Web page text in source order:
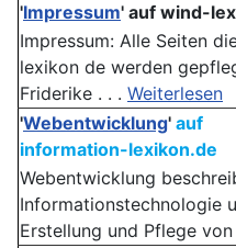
'Impressum' auf wind-
Impressum: Alle Seiten
lexikon de werden
Friderike . . . Weiterlesen
'Webentwicklung' auf
information-lexikon.de
Webentwicklung
Informationstechnologie
Erstellung und Pflege von